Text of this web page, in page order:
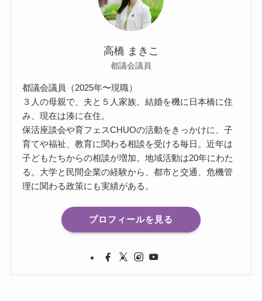
高橋 まきこ
都議会議員
都議会議員（2025年〜現職）
３人の母親で、夫と５人家族。結婚を機に日本橋に住
み、現在は湊に在住。
保活座談会や育フェスCHUOの活動をきっかけに、子
育てや福祉、教育に関わる相談を受ける毎日。近年は
子どもたちからの相談が増加。地域活動は20年にわた
る。大学と民間企業の経験から、都市と交通、危機管
理に関わる政策にも実績がある。
プロフィールを見る